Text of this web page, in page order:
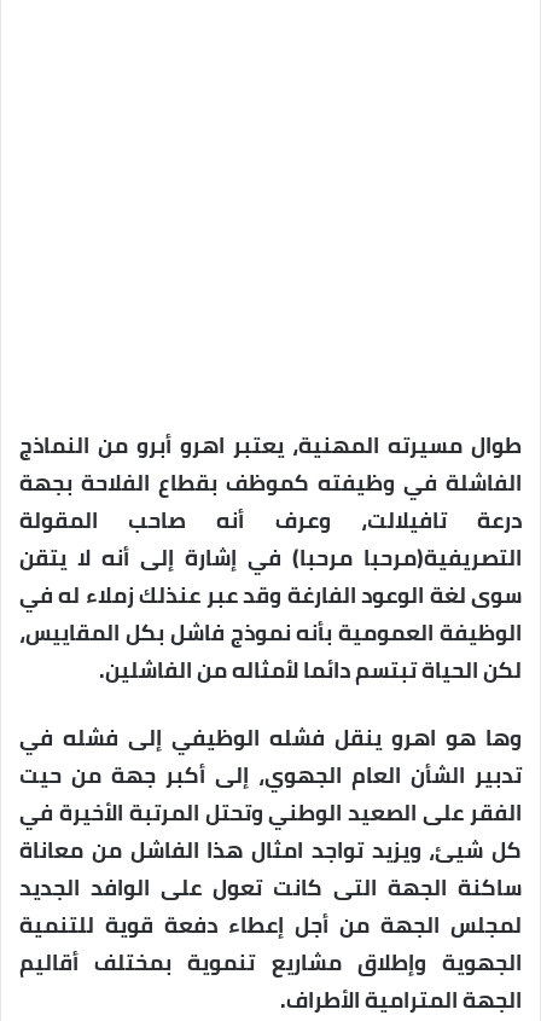
طوال مسيرته المهنية، يعتبر اهرو أبرو من النماذج
الفاشلة في وظيفته كموظف بقطاع الفلاحة بجهة
درعة تافيلالت، وعرف أنه صاحب المقولة
التصريفية(مرحبا مرحبا) في إشارة إلى أنه لا يتقن
سوى لغة الوعود الفارغة وقد عبر عنذلك زملاء له في
الوظيفة العمومية بأنه نموذج فاشل بكل المقاييس،
لكن الحياة تبتسم دائما لأمثاله من الفاشلين.
وها هو اهرو ينقل فشله الوظيفي إلى فشله في
تدبير الشأن العام الجهوي، إلى أكبر جهة من حيت
الفقر على الصعيد الوطني وتحتل المرتبة الأخيرة في
كل شيئ، ويزيد تواجد امثال هذا الفاشل من معاناة
ساكنة الجهة التى كانت تعول على الوافد الجديد
لمجلس الجهة من أجل إعطاء دفعة قوية للتنمية
الجهوية وإطلاق مشاريع تنموية بمختلف أقاليم
الجهة المترامية الأطراف.